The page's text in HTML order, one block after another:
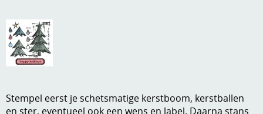
Aanbiedingen
Andere
Dies om te stansen
Verzend - en verpakkingsk
Info
Stempel eerst je schetsmatige kerstboom, kerstballen
en ster, eventueel ook een wens en label. Daarna stans